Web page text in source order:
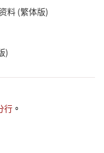
料 (繁体版)
)
行 。